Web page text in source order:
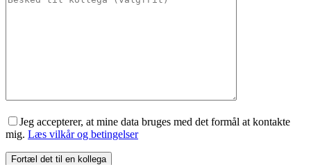
Jeg accepterer, at mine data bruges med det formål at kontakte
mig. Læs vilkår og betingelser